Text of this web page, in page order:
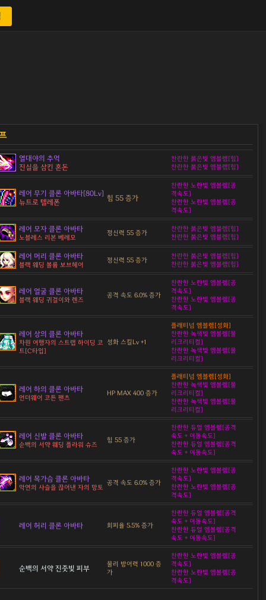
열대야의 추억
진실을 삼킨 혼돈
찬란한 붉은빛 엠블렘[힘]
찬란한 붉은빛 엠블렘[힘]
레어 무기 클론 아바타[80Lv]
뉴트로 텔레폰
힘 55 증가
찬란한 노란빛 엠블렘[공
격속도]
찬란한 노란빛 엠블렘[공
격속도]
레어 모자 클론 아바타
노블레스 리본 베레모
정신력 55 증가
찬란한 붉은빛 엠블렘[힘]
찬란한 붉은빛 엠블렘[힘]
레어 머리 클론 아바타
블랙 웨딩 볼륨 보브헤어
정신력 55 증가
찬란한 붉은빛 엠블렘[힘]
찬란한 붉은빛 엠블렘[힘]
레어 얼굴 클론 아바타
블랙 웨딩 귀걸이와 렌즈
공격 속도 6.0% 증가
찬란한 노란빛 엠블렘[공
격속도]
찬란한 노란빛 엠블렘[공
격속도]
레어 상의 클론 아바타
차원 여행자의 스트랩 하이딩 코
트[C타입]
성화 스킬Lv +1
플래티넘 엠블렘[성화]
찬란한 녹색빛 엠블렘[물
리크리티컬]
찬란한 녹색빛 엠블렘[물
리크리티컬]
레어 하의 클론 아바타
언더웨어 코튼 팬츠
HP MAX 400 증가
플래티넘 엠블렘[성화]
찬란한 녹색빛 엠블렘[물
리크리티컬]
찬란한 녹색빛 엠블렘[물
리크리티컬]
레어 신발 클론 아바타
순백의 서약 웨딩 플라워 슈즈
힘 55 증가
찬란한 듀얼 엠블렘[공격
속도 + 이동속도]
찬란한 듀얼 엠블렘[공격
속도 + 이동속도]
레어 목가슴 클론 아바타
악연의 사슬을 끊어낸 자의 망토
공격 속도 6.0% 증가
찬란한 노란빛 엠블렘[공
격속도]
찬란한 노란빛 엠블렘[공
격속도]
레어 허리 클론 아바타 회피율 5.5% 증가
찬란한 듀얼 엠블렘[공격
속도 + 이동속도]
찬란한 듀얼 엠블렘[공격
속도 + 이동속도]
순백의 서약 진줏빛 피부
물리 방어력 1000 증
가
찬란한 노란빛 엠블렘[공
격속도]
찬란한 노란빛 엠블렘[공
격속도]